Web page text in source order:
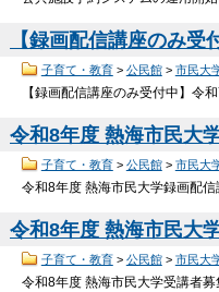
【録画配信講座のみ
子育て・教育> 公民館> 市民大
【録画配信講座のみ受付中】
令和8年度 熱海市民大
子育て・教育> 公民館> 市民大
令和8年度 熱海市民大学録画配
令和8年度 熱海市民大
子育て・教育> 公民館> 市民大
令和8年度 熱海市民大学受講者